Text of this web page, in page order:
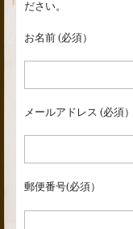
ださい。
お名前 (必須）
メールアドレス (必須）
郵便番号(必須）